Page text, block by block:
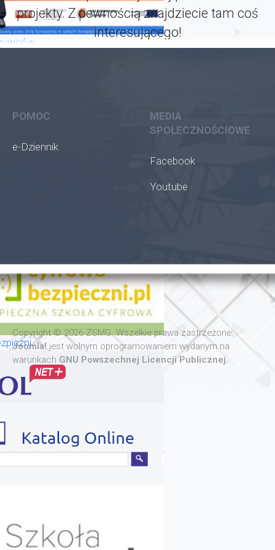
projekty. Z pewnością znajdziecie tam coś
interesującego!
POMOC
e-Dziennik
MEDIA
SPOŁECZNOŚCIOWE
Facebook
Youtube
Copyright © 2026 ZSMG. Wszelkie prawa zastrzeżone.
Joomla! jest wolnym oprogramowaniem wydanym na
warunkach GNU Powszechnej Licencji Publicznej.